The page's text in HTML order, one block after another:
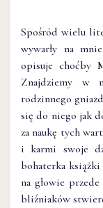
Spośród wielu
wywarły na
opisuje choćby
Znajdziemy w
rodzinnego
się do niego jak
za naukę tych
i karmi swoje
bohaterka książki
na głowie
bliźniaków